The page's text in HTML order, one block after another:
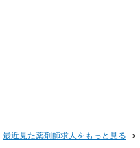
最近見た薬剤師求人をもっと見る